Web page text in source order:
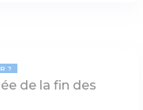
?
de la fin des